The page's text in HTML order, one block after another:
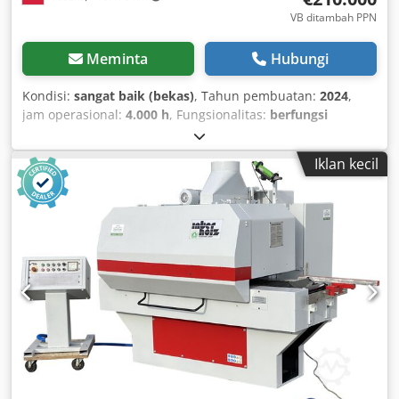
VB ditambah PPN
Meminta Hubungi
Kondisi: sangat baik (bekas), Tahun pembuatan: 2024,
jam operasional: 4.000 h, Fungsionalitas: berfungsi
, nomor mesin/kendaraan:
udara:6 m³/jam, tekanan kerja:6 batang, lebar total:
1.300 mm
tiga fasa
, panjang dalam:
8.000 mm
, Dengan senang hati, saya mempersembahkan
mesin Rosler 100-4 HD yang dirancang khusus. Mesin ini
digunakan untuk proses peledakan pasir pada komponen
baja, yang memerlukan tingkat kekasaran permukaan yang
tinggi. Codswvgbgepfx Ah Tsha - Tahun pembuatan: 2024 -
Jam kerja mesin: 4000 jam - Konveyor jaring terbuat dari
mangan dengan lebar 1000 mm - Pengaturan kecepatan
putar konveyor sabuk - 4 turbin dengan daya 11 KW, tipe
Rutten Gamma 330 HD - Pengaturan putar turbin yang
halus - Pendeteksian komponen otomatis - Pengaturan
aliran abrasif otomatis - Pengisian abrasif otomatis -
Pembersihan komponen otomatis - Sistem penghilang
Iklan kecil